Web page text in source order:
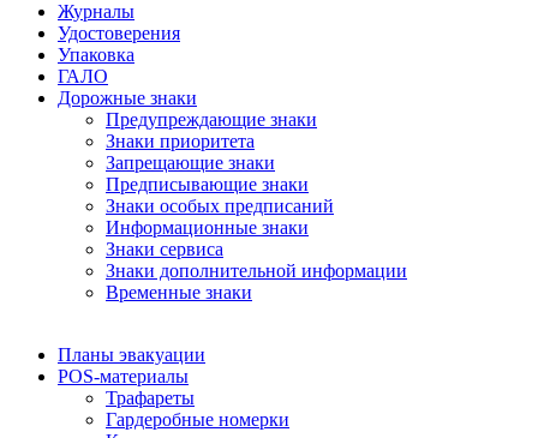
Журналы
Удостоверения
Упаковка
ГАЛО
Дорожные знаки
Предупреждающие знаки
Знаки приоритета
Запрещающие знаки
Предписывающие знаки
Знаки особых предписаний
Информационные знаки
Знаки сервиса
Знаки дополнительной информации
Временные знаки
Планы эвакуации
POS-материалы
Трафареты
Гардеробные номерки